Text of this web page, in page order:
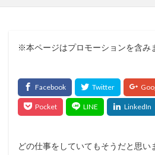
※本ページはプロモーションを含み
どの仕事をしていてもそうだと思